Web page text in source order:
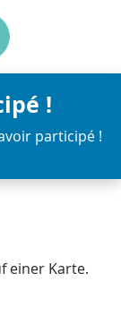
!
participé !
einer Karte.